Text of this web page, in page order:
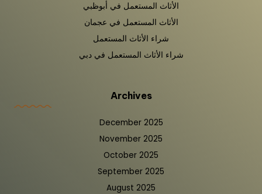
الأثاث المستعمل في أبوظبي
الأثاث المستعمل في عجمان
شراء الأثاث المستعمل
شراء الأثاث المستعمل في دبي
Archives
December 2025
November 2025
October 2025
September 2025
August 2025